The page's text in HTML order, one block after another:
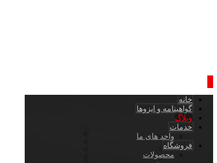
خانه
گواهینامه و ایزوها
وبلاگ
خدمات
واحد های ما
فروشگاه
محصولات